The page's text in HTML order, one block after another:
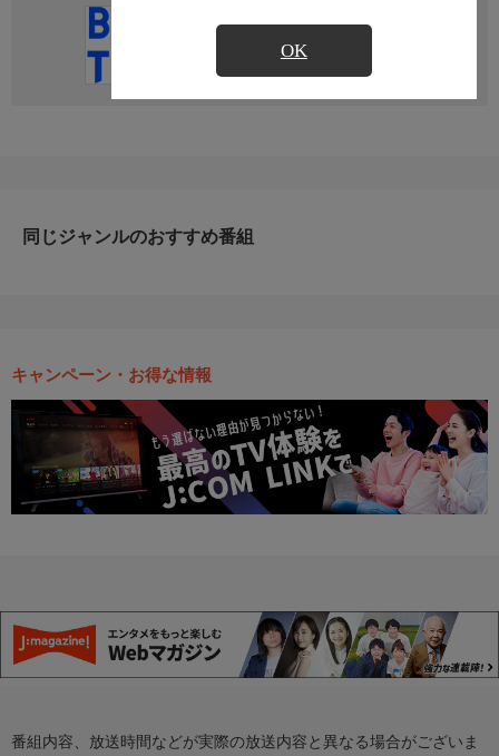
OK
直近の放送予定はありません
同じジャンルのおすすめ番組
キャンペーン・お得な情報
番組内容、放送時間などが実際の放送内容と異なる場合がございま